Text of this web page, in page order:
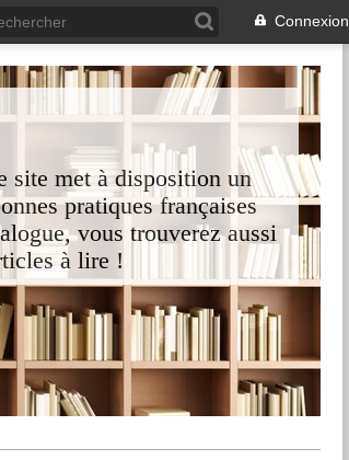
Connexion
site met à disposition un
pratiques françaises
vous trouverez aussi
à lire !